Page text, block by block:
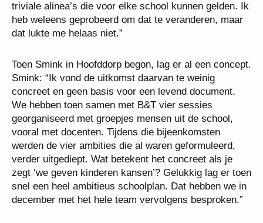
triviale alinea’s die voor elke school kunnen gelden. Ik
heb weleens geprobeerd om dat te veranderen, maar
dat lukte me helaas niet.”
Toen Smink in Hoofddorp begon, lag er al een concept.
Smink: “Ik vond de uitkomst daarvan te weinig
concreet en geen basis voor een levend document.
We hebben toen samen met B&T vier sessies
georganiseerd met groepjes mensen uit de school,
vooral met docenten. Tijdens die bijeenkomsten
werden de vier ambities die al waren geformuleerd,
verder uitgediept. Wat betekent het concreet als je
zegt ‘we geven kinderen kansen’? Gelukkig lag er toen
snel een heel ambitieus schoolplan. Dat hebben we in
december met het hele team vervolgens besproken.”